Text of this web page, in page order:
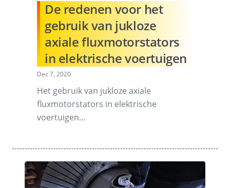
De redenen voor het
gebruik van jukloze
axiale fluxmotorstators
in elektrische voertuigen
Dec 7, 2020
Het gebruik van jukloze axiale
fluxmotorstators in elektrische
voertuigen...